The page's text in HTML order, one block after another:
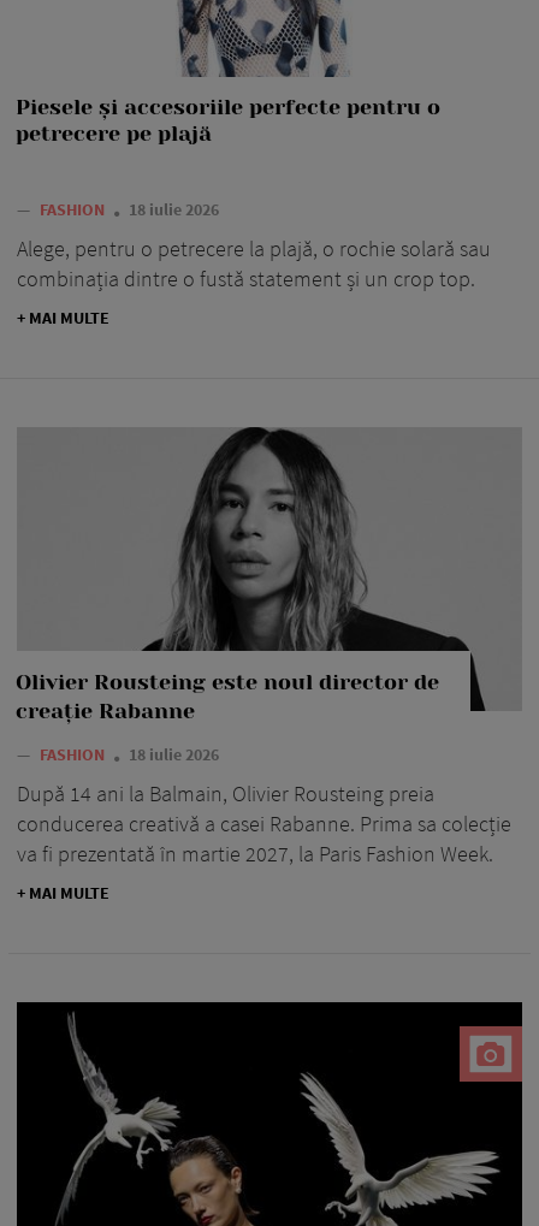
Piesele și accesoriile perfecte pentru o
petrecere pe plajă
— FASHION 18 iulie 2026
Alege, pentru o petrecere la plajă, o rochie solară sau
combinația dintre o fustă statement și un crop top.
+ MAI MULTE
Olivier Rousteing este noul director de
creație Rabanne
— FASHION 18 iulie 2026
După 14 ani la Balmain, Olivier Rousteing preia
conducerea creativă a casei Rabanne. Prima sa colecție
va fi prezentată în martie 2027, la Paris Fashion Week.
+ MAI MULTE